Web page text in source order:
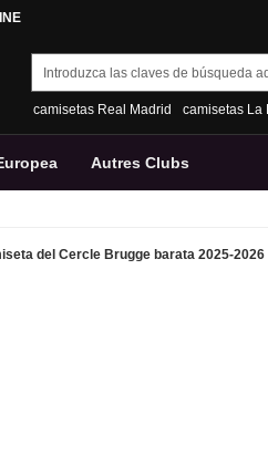
camisetas Real Madrid camisetas La
Autres Clubs
del Cercle Brugge barata 2025-2026